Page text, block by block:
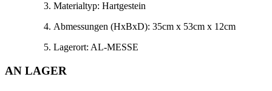
Materialtyp: Hartgestein
Abmessungen (HxBxD): 35cm x 53cm x 12cm
Lagerort: AL-MESSE
AN LAGER